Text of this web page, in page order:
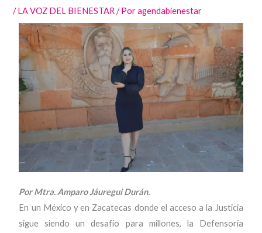
/LA VOZ DEL BIENESTAR/ Poragendabienestar
Por Mtra. Amparo Jáuregui Durán.
En un México y en Zacatecas donde el acceso a la Justicia
sigue siendo un desafío para millones, la Defensoría